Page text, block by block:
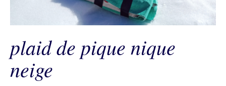
plaid de pique nique
neige